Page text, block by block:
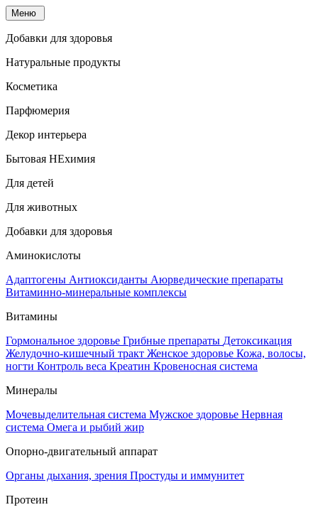
Меню
Добавки для здоровья
Натуральные продукты
Косметика
Парфюмерия
Декор интерьера
Бытовая НЕхимия
Для детей
Для животных
Добавки для здоровья
Аминокислоты
Адаптогены Антиоксиданты Аюрведические препараты
Витаминно-минеральные комплексы
Витамины
Гормональное здоровье Грибные препараты Детоксикация
Желудочно-кишечный тракт Женское здоровье Кожа, волосы,
ногти Контроль веса Креатин Кровеносная система
Минералы
Мочевыделительная система Мужское здоровье Нервная
система Омега и рыбий жир
Опорно-двигательный аппарат
Органы дыхания, зрения Простуды и иммунитет
Протеин